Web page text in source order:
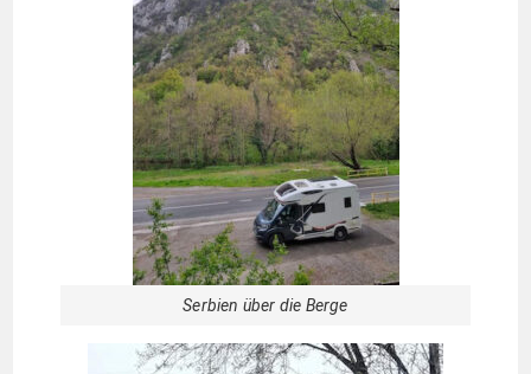
Serbien über die Berge